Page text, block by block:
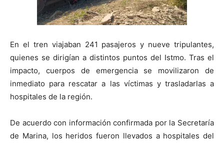
En el tren viajaban 241 pasajeros y nueve tripulantes,
quienes se dirigían a distintos puntos del Istmo. Tras el
impacto, cuerpos de emergencia se movilizaron de
inmediato para rescatar a las víctimas y trasladarlas a
hospitales de la región.
De acuerdo con información confirmada por la Secretaría
de Marina, los heridos fueron llevados a hospitales del